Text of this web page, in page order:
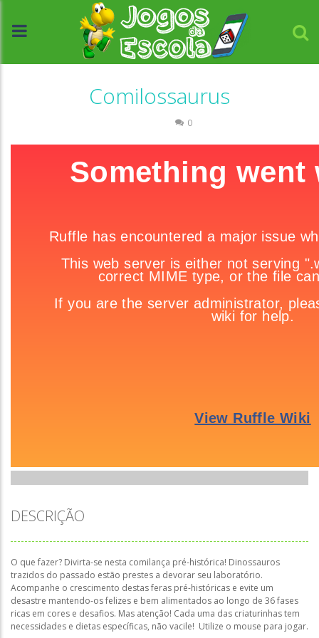
Comilossaurus
0
DESCRIÇÃO
O que fazer? Divirta-se nesta comilança pré-histórica! Dinossauros
trazidos do passado estão prestes a devorar seu laboratório.
Acompanhe o crescimento destas feras pré-históricas e evite um
desastre mantendo-os felizes e bem alimentados ao longo de 36 fases
ricas em cores e desafios. Mas atenção! Cada uma das criaturinhas tem
necessidades e dietas específicas, não vacile! Utilize o mouse para jogar.